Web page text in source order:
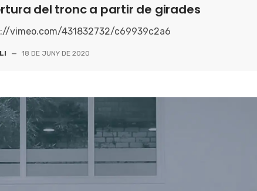
del tronc a partir de girades
vimeo.com/431832732/c69939c2a6
— 18 DE JUNY DE 2020